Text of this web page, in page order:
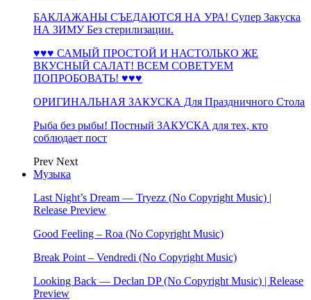
БАКЛАЖАНЫ СЪЕДАЮТСЯ НА УРА! Супер Закуска
НА ЗИМУ Без стерилизации.
♥♥♥ САМЫЙ ПРОСТОЙ И НАСТОЛЬКО ЖЕ
ВКУСНЫЙ САЛАТ! ВСЕМ СОВЕТУЕМ
ПОПРОБОВАТЬ! ♥♥♥
ОРИГИНАЛЬНАЯ ЗАКУСКА Для Праздничного Стола
Рыба без рыбы! Постный ЗАКУСКА для тех, кто
соблюдает пост
Prev Next
Музыка
Last Night’s Dream — Tryezz (No Copyright Music) |
Release Preview
Good Feeling – Roa (No Copyright Music)
Break Point – Vendredi (No Copyright Music)
Looking Back — Declan DP (No Copyright Music) | Release
Preview